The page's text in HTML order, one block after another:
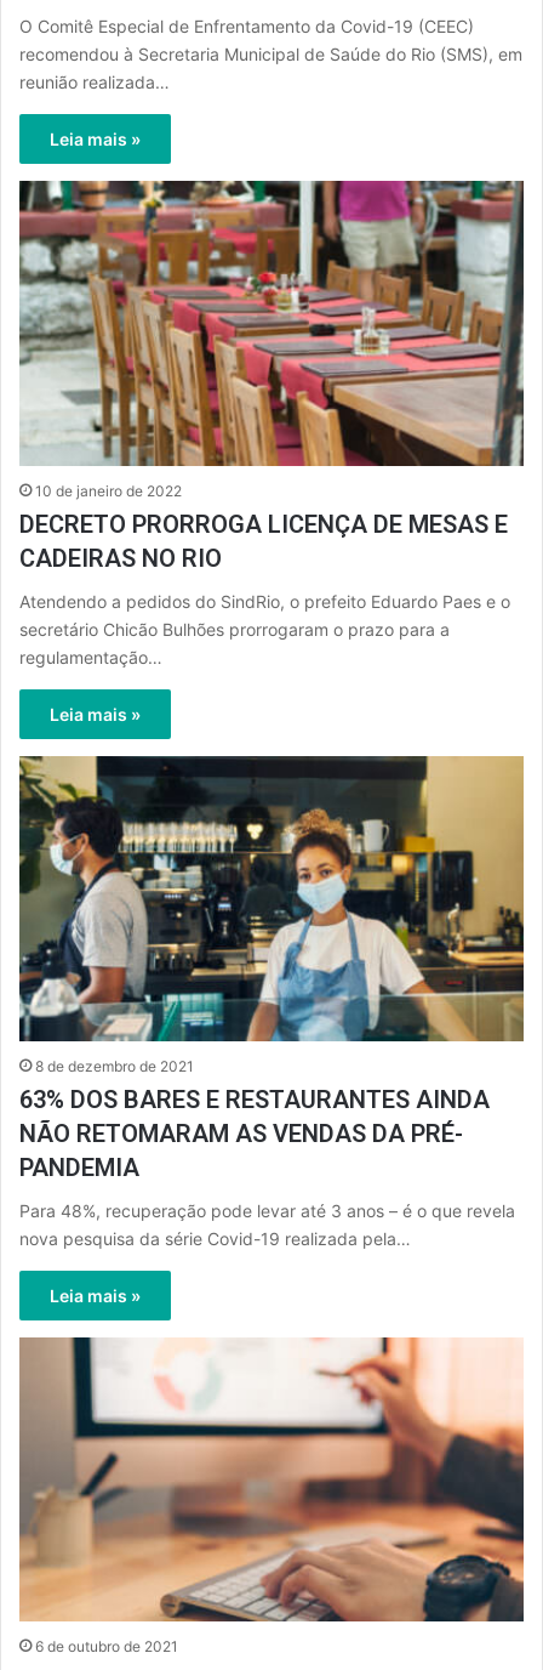
O Comitê Especial de Enfrentamento da Covid-19 (CEEC)
recomendou à Secretaria Municipal de Saúde do Rio (SMS), em
reunião realizada…
Leia mais »
10 de janeiro de 2022
DECRETO PRORROGA LICENÇA DE MESAS E
CADEIRAS NO RIO
Atendendo a pedidos do SindRio, o prefeito Eduardo Paes e o
secretário Chicão Bulhões prorrogaram o prazo para a
regulamentação…
Leia mais »
8 de dezembro de 2021
63% DOS BARES E RESTAURANTES AINDA
NÃO RETOMARAM AS VENDAS DA PRÉ-
PANDEMIA
Para 48%, recuperação pode levar até 3 anos – é o que revela
nova pesquisa da série Covid-19 realizada pela…
Leia mais »
6 de outubro de 2021